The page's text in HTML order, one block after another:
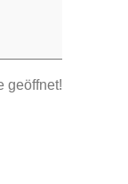
geöffnet!